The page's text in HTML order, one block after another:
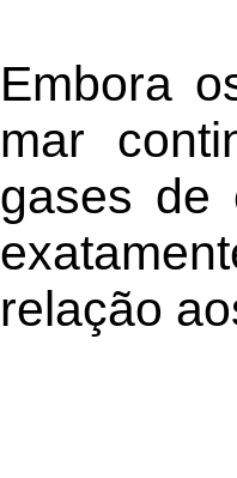
Embora
mar
gases de
relação